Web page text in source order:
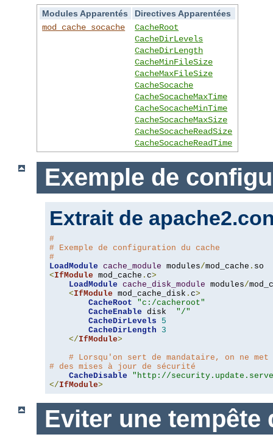
Modules Apparentés
Directives Apparentées
mod_cache_socache
CacheRoot
CacheDirLevels
CacheDirLength
CacheMinFileSize
CacheMaxFileSize
CacheSocache
CacheSocacheMaxTime
CacheSocacheMinTime
CacheSocacheMaxSize
CacheSocacheReadSize
CacheSocacheReadTime
Exemple de
Extrait de
#
# Exemple de configuration du cache
#
LoadModule cache_module modules/mod_cache .
<IfModule mod_cache . c>
LoadModule cache_disk_module modules/
<IfModule mod_cache_disk . c>
CacheRoot
"c:/cacheroot"
CacheEnable disk "/"
CacheDirLevels
5
CacheDirLength
3
</IfModule>
# Lorsqu'on sert de mandataire, on ne
# des mises à jour de sécurité
CacheDisable
"http://
</IfModule>
Eviter une tempête